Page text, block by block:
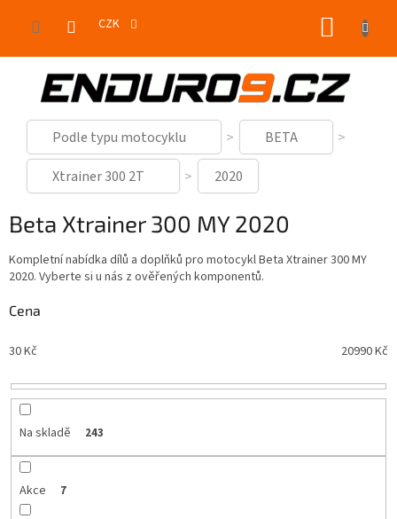
CZK
Podle typu motocyklu
BETA
Xtrainer 300 2T
2020
Beta Xtrainer 300 MY 2020
Kompletní nabídka dílů a doplňků pro motocykl Beta Xtrainer 300 MY
2020. Vyberte si u nás z ověřených komponentů.
Cena
30Kč 20990Kč
Na skladě 243
Akce 7